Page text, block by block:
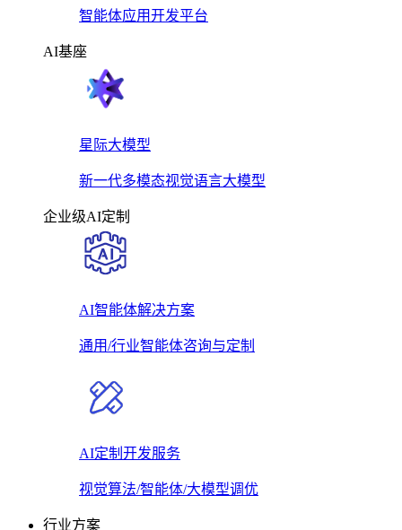
智能体应用开发平台
AI基座
星际大模型
新一代多模态视觉语言大模型
企业级AI定制
AI智能体解决方案
通用/行业智能体咨询与定制
AI定制开发服务
视觉算法/智能体/大模型调优
行业方案